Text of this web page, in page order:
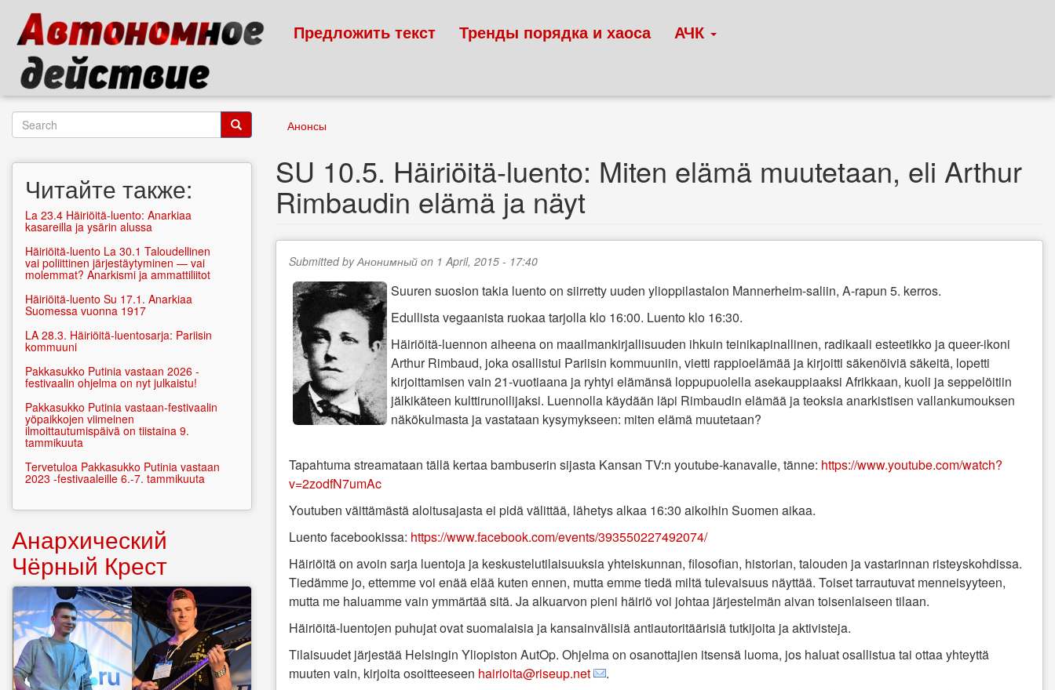
main
content
Предложить текст Тренды порядка и хаоса АЧК
Анонсы
SU‭ ‬10.5.‭ ‬Häiriöitä-luento:‭ ‬Miten elämä muutetaan,‭ ‬eli Arthur
Rimbaudin elämä ja näyt
Submitted byАнонимный on 1 April, 2015 - 17:40
Suuren suosion takia luento on siirretty uuden ylioppilastalon Mannerheim-saliin, A-rapun 5. kerros.
Edullista vegaanista ruokaa tarjolla klo‭ ‬16:00.‭ ‬Luento klo‭ ‬16:30.
Häiriöitä-luennon aiheena on maailmankirjallisuuden ihkuin teinikapinallinen, radikaali esteetikko ja queer-ikoni
Arthur Rimbaud,‭ ‬joka osallistui Pariisin kommuuniin, vietti rappioelämää ja kirjoitti säkenöiviä säkeitä,‭ ‬lopetti
kirjoittamisen vain‭ ‬21-vuotiaana ja ryhtyi elämänsä loppupuolella asekauppiaaksi Afrikkaan,‭ ‬kuoli ja seppelöitiin
jälkikäteen kulttirunoilijaksi.‭ ‬Luennolla käydään läpi Rimbaudin elämää ja teoksia anarkistisen vallankumouksen
näkökulmasta ja vastataan kysymykseen:‭ ‬miten elämä muutetaan‭?
Tapahtuma streamataan tällä kertaa bambuserin sijasta Kansan TV:n youtube-kanavalle, tänne: https://www.youtube.com/watch?
v=2zodfN7umAc
Youtuben väittämästä aloitusajasta ei pidä välittää, lähetys alkaa 16:30 aikoihin Suomen aikaa.
Luento facebookissa: https://www.facebook.com/events/393550227492074/
Häiriöitä on avoin sarja luentoja ja keskustelutilaisuuksia yhteiskunnan, filosofian, historian, talouden ja vastarinnan risteyskohdissa.
Tiedämme jo, ettemme voi enää elää kuten ennen, mutta emme tiedä miltä tulevaisuus näyttää. Toiset tarrautuvat menneisyyteen,
mutta me haluamme vain ymmärtää sitä. Ja alkuarvon pieni häiriö voi johtaa järjestelmän aivan toisenlaiseen tilaan.
Häiriöitä-luentojen puhujat ovat suomalaisia ja kansainvälisiä antiautoritäärisiä tutkijoita ja aktivisteja.
Tilaisuudet järjestää Helsingin Yliopiston AutOp. Ohjelma on osanottajien itsensä luoma, jos haluat osallistua tai ottaa yhteyttä
muuten vain, kirjoita osoitteeseen hairioita@riseup.net
.
Search
Читайте также:
La 23.4 Häiriöitä-luento: Anarkiaa
kasareilla ja ysärin alussa
Häiriöitä-luento La 30.1 Taloudellinen
vai poliittinen järjestäytyminen — vai
molemmat? Anarkismi ja ammattiliitot
Häiriöitä-luento Su 17.1. Anarkiaa
Suomessa vuonna 1917
LA 28.3. Häiriöitä-luentosarja: Pariisin
kommuuni
Pakkasukko Putinia vastaan 2026 -
festivaalin ohjelma on nyt julkaistu!
Pakkasukko Putinia vastaan-festivaalin
yöpaikkojen viimeinen
ilmoittautumispäivä on tiistaina 9.
tammikuuta
Tervetuloa Pakkasukko Putinia vastaan
2023 -festivaaleille 6.-7. tammikuuta
Анархический
Чёрный Крест